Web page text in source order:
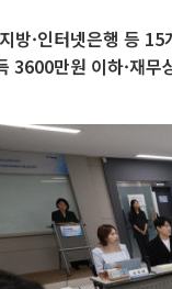
방·인터넷은행 등
3600만원 이하·재무